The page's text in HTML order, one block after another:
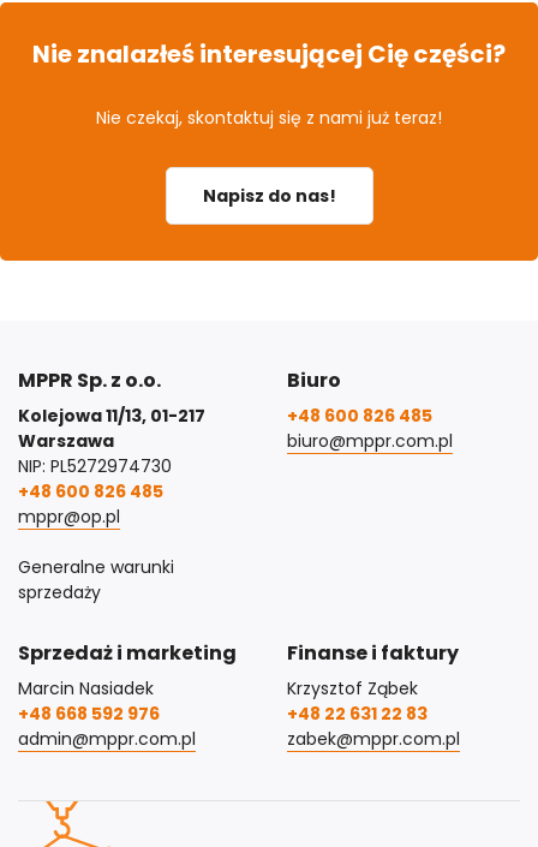
Nie znalazłeś interesującej Cię części?
Nie czekaj, skontaktuj się z nami już teraz!
Napisz do nas!
MPPR Sp. z o.o.
Kolejowa 11/13, 01-217
Warszawa
NIP: PL5272974730
+48 600 826 485
mppr@op.pl
Generalne warunki
sprzedaży
Biuro
+48 600 826 485
biuro@mppr.com.pl
Sprzedaż i marketing
Marcin Nasiadek
+48 668 592 976
admin@mppr.com.pl
Finanse i faktury
Krzysztof Ząbek
+48 22 631 22 83
zabek@mppr.com.pl